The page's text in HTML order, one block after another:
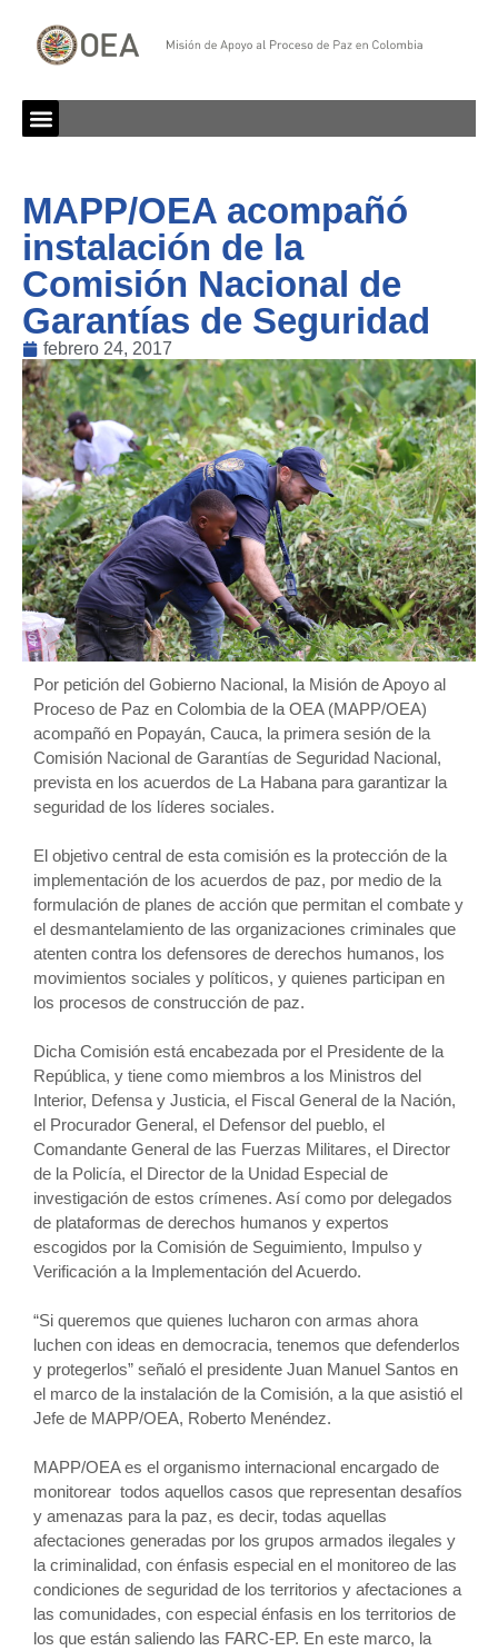
MAPP/OEA acompañó
instalación de la
Comisión Nacional de
Garantías de Seguridad
febrero 24, 2017
Por petición del Gobierno Nacional, la Misión de Apoyo al
Proceso de Paz en Colombia de la OEA (MAPP/OEA)
acompañó en Popayán, Cauca, la primera sesión de la
Comisión Nacional de Garantías de Seguridad Nacional,
prevista en los acuerdos de La Habana para garantizar la
seguridad de los líderes sociales.
El objetivo central de esta comisión es la protección de la
implementación de los acuerdos de paz, por medio de la
formulación de planes de acción que permitan el combate y
el desmantelamiento de las organizaciones criminales que
atenten contra los defensores de derechos humanos, los
movimientos sociales y políticos, y quienes participan en
los procesos de construcción de paz.
Dicha Comisión está encabezada por el Presidente de la
República, y tiene como miembros a los Ministros del
Interior, Defensa y Justicia, el Fiscal General de la Nación,
el Procurador General, el Defensor del pueblo, el
Comandante General de las Fuerzas Militares, el Director
de la Policía, el Director de la Unidad Especial de
investigación de estos crímenes. Así como por delegados
de plataformas de derechos humanos y expertos
escogidos por la Comisión de Seguimiento, Impulso y
Verificación a la Implementación del Acuerdo.
“Si queremos que quienes lucharon con armas ahora
luchen con ideas en democracia, tenemos que defenderlos
y protegerlos” señaló el presidente Juan Manuel Santos en
el marco de la instalación de la Comisión, a la que asistió el
Jefe de MAPP/OEA, Roberto Menéndez.
MAPP/OEA es el organismo internacional encargado de
monitorear todos aquellos casos que representan desafíos
y amenazas para la paz, es decir, todas aquellas
afectaciones generadas por los grupos armados ilegales y
la criminalidad, con énfasis especial en el monitoreo de las
condiciones de seguridad de los territorios y afectaciones a
las comunidades, con especial énfasis en los territorios de
los que están saliendo las FARC-EP. En este marco, la